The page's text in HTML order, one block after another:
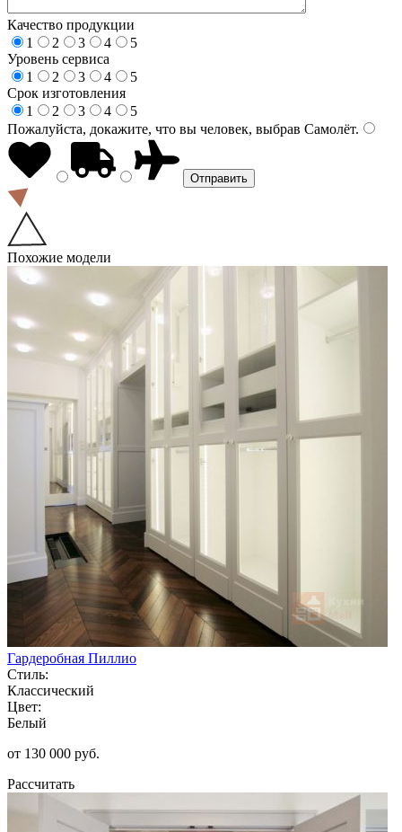
Качество продукции
1
2 3 4
5
Уровень сервиса
1
2 3 4
5
Срок изготовления
1
2 3 4
5
Пожалуйста, докажите, что вы человек, выбрав Самолёт.
Похожие модели
Гардеробная Пиллио
Стиль:
Классический
Цвет:
Белый
от 130 000 руб.
Рассчитать